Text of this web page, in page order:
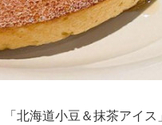
北海道小豆＆抹茶アイ